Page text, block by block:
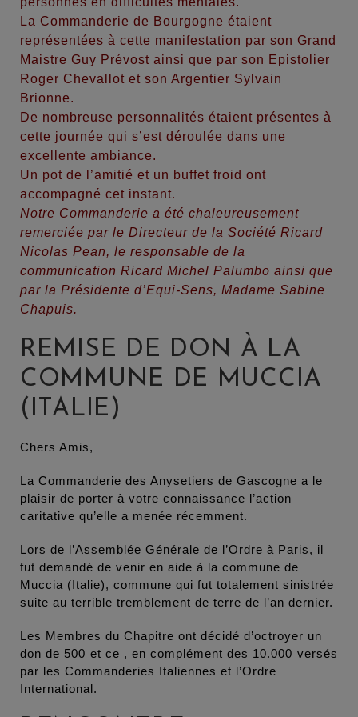
La Commanderie de Bourgogne étaient
représentées à cette manifestation par son Grand
Maistre Guy Prévost ainsi que par son Epistolier
Roger Chevallot et son Argentier Sylvain
Brionne.
De nombreuse personnalités étaient présentes à
cette journée qui s’est déroulée dans une
excellente ambiance.
Un pot de l’amitié et un buffet froid ont
accompagné cet instant.
Notre Commanderie a été chaleureusement
remerciée par le Directeur de la Société Ricard
Nicolas Pean, le responsable de la
communication Ricard Michel Palumbo ainsi que
par la Présidente d’Equi-Sens, Madame Sabine
Chapuis.
REMISE DE DON À LA
COMMUNE DE MUCCIA
(ITALIE)
Chers Amis,
La Commanderie des Anysetiers de Gascogne a le
plaisir de porter à votre connaissance l’action
caritative qu’elle a menée récemment.
Lors de l’Assemblée Générale de l’Ordre à Paris, il
fut demandé de venir en aide à la commune de
Muccia (Italie), commune qui fut totalement sinistrée
suite au terrible tremblement de terre de l’an dernier.
Les Membres du Chapitre ont décidé d’octroyer un
don de 500 et ce , en complément des 10.000 versés
par les Commanderies Italiennes et l’Ordre
International.